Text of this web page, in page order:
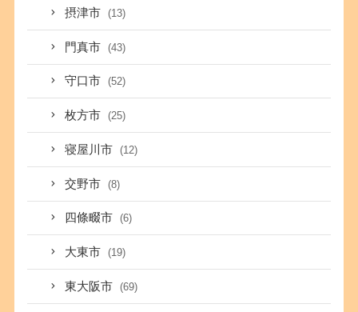
摂津市 (13)
門真市 (43)
守口市 (52)
枚方市 (25)
寝屋川市 (12)
交野市 (8)
四條畷市 (6)
大東市 (19)
東大阪市 (69)